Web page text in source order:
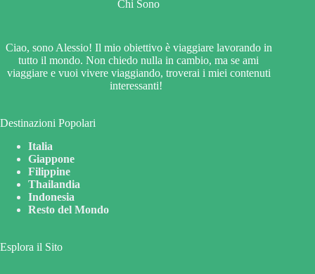
Chi Sono
Ciao, sono Alessio! Il mio obiettivo è viaggiare lavorando in
tutto il mondo. Non chiedo nulla in cambio, ma se ami
viaggiare e vuoi vivere viaggiando, troverai i miei contenuti
interessanti!
Destinazioni Popolari
Italia
Giappone
Filippine
Thailandia
Indonesia
Resto del Mondo
Esplora il Sito